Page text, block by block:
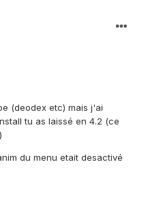
(deodex etc) mais j'ai
tu as laissé en 4.2 (ce
du menu etait desactivé